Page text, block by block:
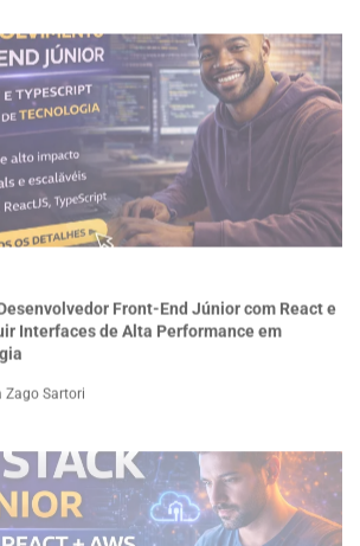
Front-End Júnior com React e
Interfaces de Alta Performance em
Zago Sartori